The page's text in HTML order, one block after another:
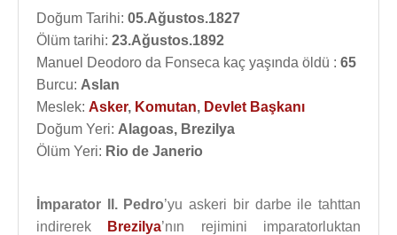
Doğum Tarihi: 05.Ağustos.1827
Ölüm tarihi: 23.Ağustos.1892
Manuel Deodoro da Fonseca kaç yaşında öldü : 65
Burcu: Aslan
Meslek: Asker, Komutan, Devlet Başkanı
Doğum Yeri: Alagoas, Brezilya
Ölüm Yeri: Rio de Janerio
İmparator II. Pedro’yu askeri bir darbe ile tahttan
indirerek
Brezilya’nın rejimini imparatorluktan